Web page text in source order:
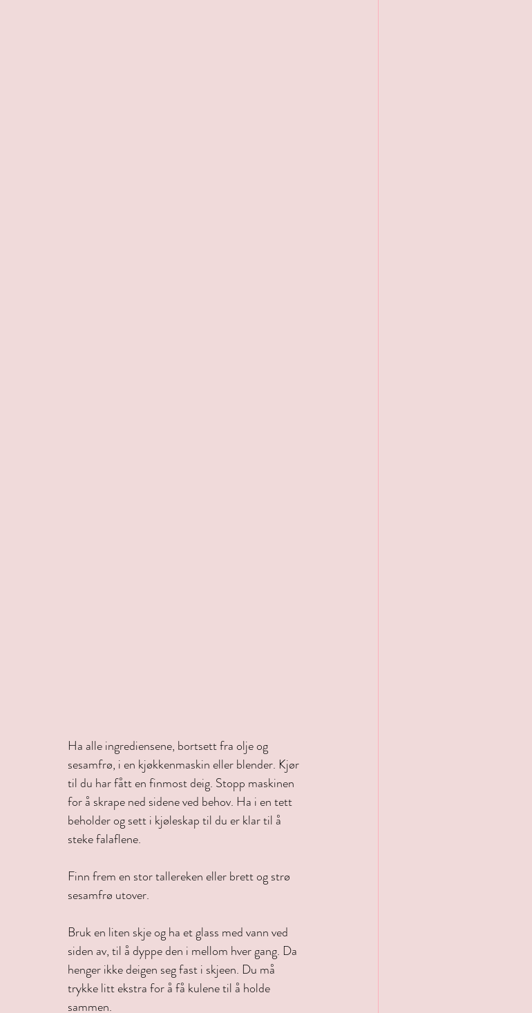
Ha alle ingrediensene, bortsett fra olje og
sesamfrø, i en kjøkkenmaskin eller blender. Kjør
til du har fått en finmost deig. Stopp maskinen
for å skrape ned sidene ved behov. Ha i en tett
beholder og sett i kjøleskap til du er klar til å
steke falaflene.
Finn frem en stor tallereken eller brett og strø
sesamfrø utover.
Bruk en liten skje og ha et glass med vann ved
siden av, til å dyppe den i mellom hver gang. Da
henger ikke deigen seg fast i skjeen. Du må
trykke litt ekstra for å få kulene til å holde
sammen.